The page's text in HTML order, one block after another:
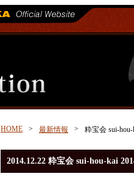
HOME > 最新情報 > 粋宝会 sui-
2014.12.22 粋宝会 sui-hou-kai